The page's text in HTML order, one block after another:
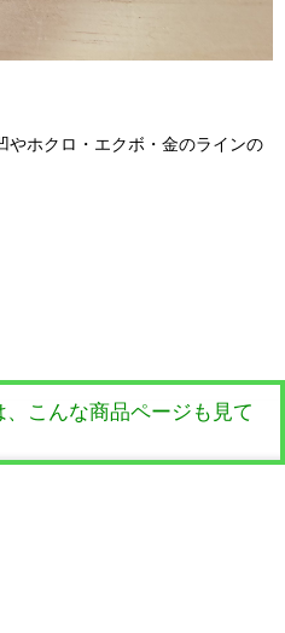
やホクロ・エクボ・金のラインの
こんな商品ページも見て